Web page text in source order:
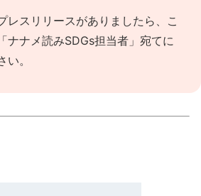
レスリリースがありましたら、 こ
ナナメ読みSDGs担当者」宛てに
。